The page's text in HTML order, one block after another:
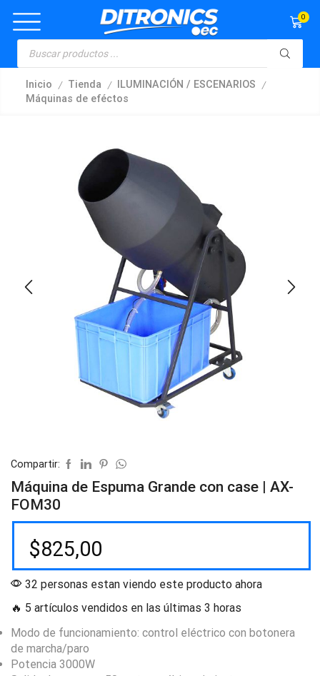
0
Inicio / Tienda / ILUMINACIÓN / ESCENARIOS /
Máquinas de eféctos
Compartir:
Máquina de Espuma Grande con case | AX-
FOM30
$825,00
32 personas estan viendo este producto ahora
🔥 5 artículos vendidos en las últimas 3 horas
Modo de funcionamiento: control eléctrico con botonera
de marcha/paro
Potencia 3000W